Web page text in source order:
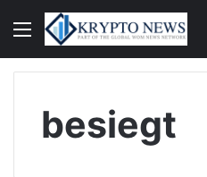
Menü
besiegt